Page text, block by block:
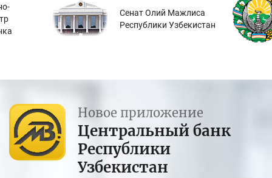
Сенат Олий Мажлиса
Республики Узбекистан
Новое приложение
Центральный банк
Республики
Узбекистан